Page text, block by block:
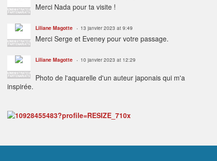
ADMINISTRATEUR
PARTENARIATS
Merci Nada pour ta visite !
ADMINISTRATEUR
PARTENARIATS
Liliane Magotte 13 janvier 2023 at 9:49
Merci Serge et Eveney pour votre passage.
ADMINISTRATEUR
PARTENARIATS
Liliane Magotte 10 janvier 2023 at 12:29
Photo de l'aquarelle d'un auteur japonais qui m'a
inspirée.